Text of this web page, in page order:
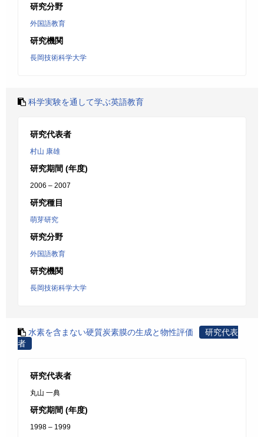
研究分野
外国語教育
研究機関
長岡技術科学大学
科学実験を通して学ぶ英語教育
研究代表者
村山 康雄
研究期間 (年度)
2006 – 2007
研究種目
萌芽研究
研究分野
外国語教育
研究機関
長岡技術科学大学
水素を含まない硬質炭素膜の生成と物性評価
研究代表
者
研究代表者
丸山 一典
研究期間 (年度)
1998 – 1999